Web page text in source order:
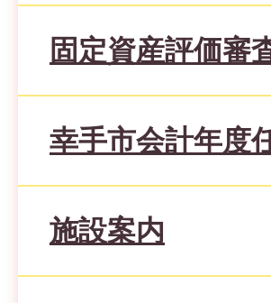
固定資産評価審
幸手市会計年度
施設案内